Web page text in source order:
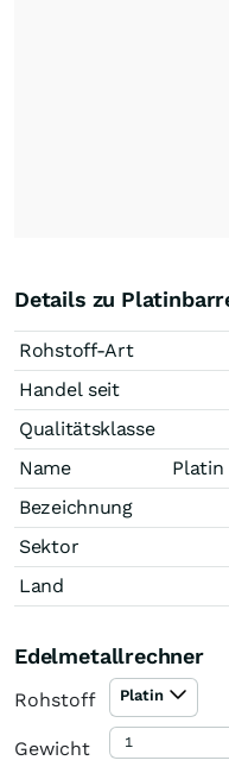
Details zu
Rohstoff-Art
Handel seit
Qualitätsklasse
Name
Platin
Bezeichnung
Sektor
Land
Edelmetallrechner
Rohstoff Platin
Gewicht